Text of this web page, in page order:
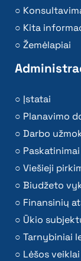
Kita
Žemėlapiai
Įstatai
Planavimo
Darbo
Viešieji
Biudžeto
Finansinių
Ūkio
Tarnybiniai
Lėšos